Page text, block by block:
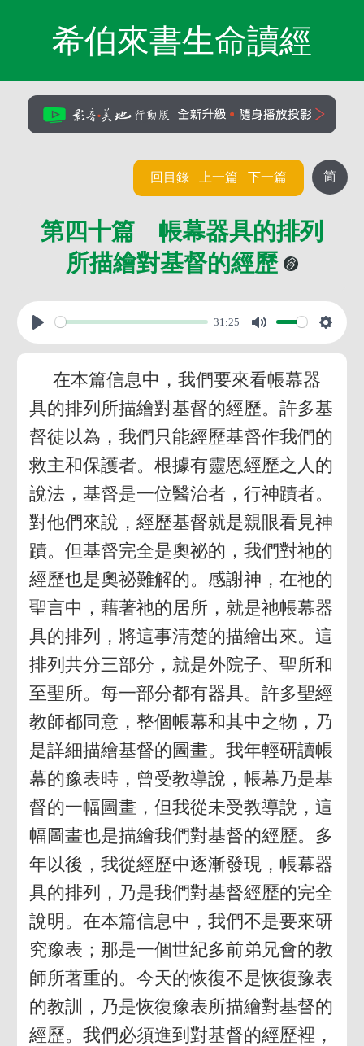
希伯來書生命讀經
简
回目錄 上一篇 下一篇
第四十篇 帳幕器具的排列
所描繪對基督的經歷
31:25
在本篇信息中，我們要來看帳幕器
具的排列所描繪對基督的經歷。許多基
督徒以為，我們只能經歷基督作我們的
救主和保護者。根據有靈恩經歷之人的
說法，基督是一位醫治者，行神蹟者。
對他們來說，經歷基督就是親眼看見神
蹟。但基督完全是奧祕的，我們對祂的
經歷也是奧祕難解的。感謝神，在祂的
聖言中，藉著祂的居所，就是祂帳幕器
具的排列，將這事清楚的描繪出來。這
排列共分三部分，就是外院子、聖所和
至聖所。每一部分都有器具。許多聖經
教師都同意，整個帳幕和其中之物，乃
是詳細描繪基督的圖畫。我年輕研讀帳
幕的豫表時，曾受教導說，帳幕乃是基
督的一幅圖畫，但我從未受教導說，這
幅圖畫也是描繪我們對基督的經歷。多
年以後，我從經歷中逐漸發現，帳幕器
具的排列，乃是我們對基督經歷的完全
說明。在本篇信息中，我們不是要來研
究豫表；那是一個世紀多前弟兄會的教
師所著重的。今天的恢復不是恢復豫表
的教訓，乃是恢復豫表所描繪對基督的
經歷。我們必須進到對基督的經歷裡，